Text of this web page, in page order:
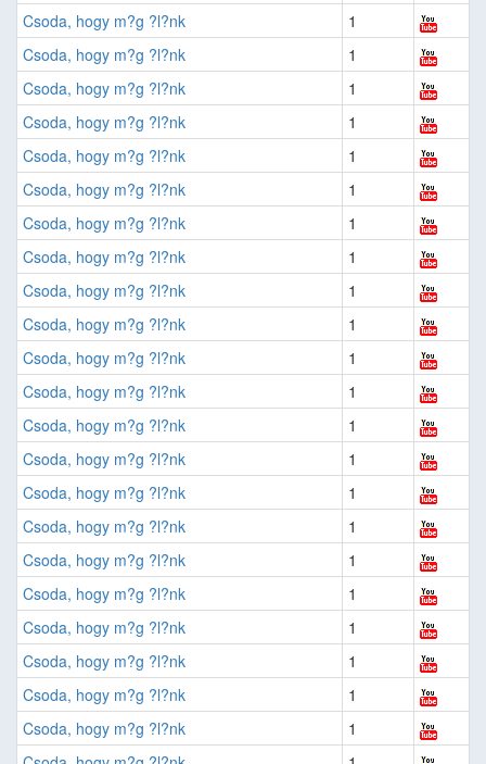
Csoda, hogy m?g ?l?nk
1
Csoda, hogy m?g ?l?nk
1
Csoda, hogy m?g ?l?nk
1
Csoda, hogy m?g ?l?nk
1
Csoda, hogy m?g ?l?nk
1
Csoda, hogy m?g ?l?nk
1
Csoda, hogy m?g ?l?nk
1
Csoda, hogy m?g ?l?nk
1
Csoda, hogy m?g ?l?nk
1
Csoda, hogy m?g ?l?nk
1
Csoda, hogy m?g ?l?nk
1
Csoda, hogy m?g ?l?nk
1
Csoda, hogy m?g ?l?nk
1
Csoda, hogy m?g ?l?nk
1
Csoda, hogy m?g ?l?nk
1
Csoda, hogy m?g ?l?nk
1
Csoda, hogy m?g ?l?nk
1
Csoda, hogy m?g ?l?nk
1
Csoda, hogy m?g ?l?nk
1
Csoda, hogy m?g ?l?nk
1
Csoda, hogy m?g ?l?nk
1
Csoda, hogy m?g ?l?nk
1